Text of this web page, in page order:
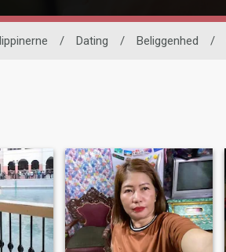
/ Dating / Beliggenhed /